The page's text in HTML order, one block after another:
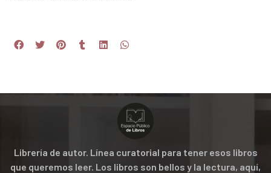
Librería de autor. Línea curatorial para tener esos libros
que queremos leer. Los libros son bellos y la lectura, aquí,